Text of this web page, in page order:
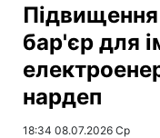
Підвищення
бар'єр для
нардеп
18:34 08.07.2026 Ср